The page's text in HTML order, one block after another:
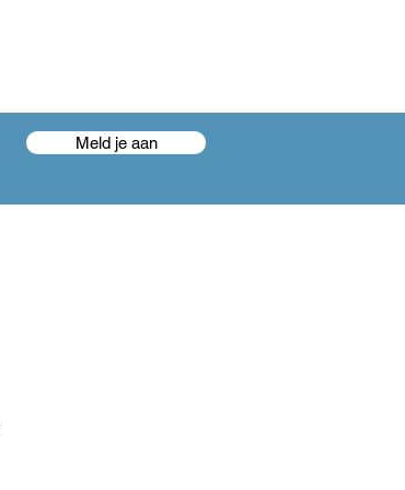
Meld je aan